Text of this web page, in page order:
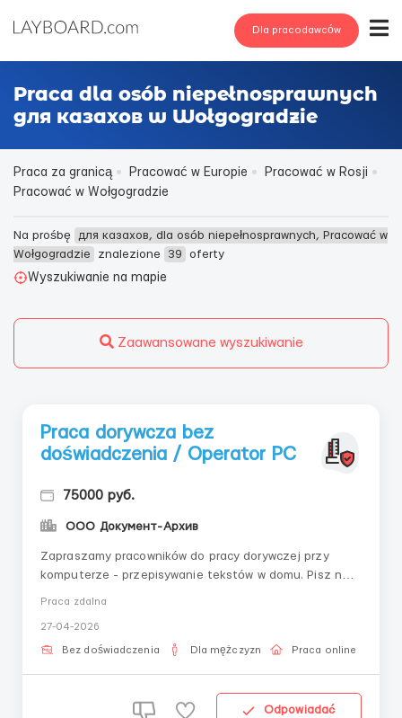
Dla pracodawców
Praca dla osób niepełnosprawnych
для казахов w Wołgogradzie
Praca za granicą Pracować w Europie
Pracować w Rosji
Pracować w Wołgogradzie
Na prośbę для казахов, dla osób niepełnosprawnych, Pracować w
Wołgogradzie
znalezione 39
oferty
Wyszukiwanie na mapie
Zaawansowane wyszukiwanie
Praca dorywcza bez
doświadczenia / Operator PC
75000 руб.
ООО Документ-Архив
Zapraszamy pracowników do pracy dorywczej przy
komputerze - przepisywanie tekstów w domu. Pisz na
minimalne umiejętności obsługi edytorów tekstu.
Miejsce zamieszkania nie ma znaczenia.
Praca zdalna
27-04-2026
Bez doświadczenia Dla mężczyzn Praca online
Odpowiadać